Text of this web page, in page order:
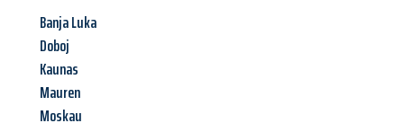
Banja Luka
Doboj
Kaunas
Mauren
Moskau